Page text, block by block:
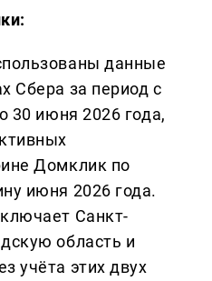
данные
Сбера за период с
30 июня 2026 года,
Домклик по
июня 2026 года.
Санкт-
область и
учёта этих двух